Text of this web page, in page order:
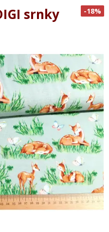
-18%
srnky